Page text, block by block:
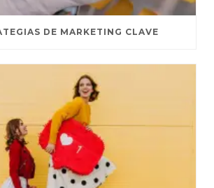
DE MARKETING CLAVE